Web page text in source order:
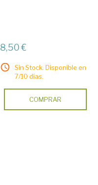
8,50 €
Sin Stock. Disponible en
7/10 días.
COMPRAR